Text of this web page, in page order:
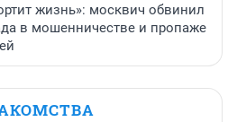
жизнь»: москвич обвинил
в мошенничестве и пропаже